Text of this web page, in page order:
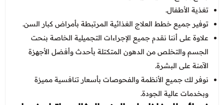
تغذية الأطفال.
توفير جميع خطط العلاج الغذائية المرتبطة بأمراض كبار السن.
علاوة على أننا نقدم جميع الإجراءات التجميلية الخاصة بنحت
الجسم والتخلص من الدهون المتكتلة بأحدث وأفضل الأجهزة
الآمنة على البشرة.
نوفر لك جميع الأنظمة والفحوصات بأسعار تنافسية مميزة
وبخدمات عالية الجودة.